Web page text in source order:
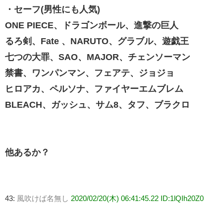
・セーフ(男性にも人気)
ONE PIECE、ドラゴンボール、進撃の巨人
るろ剣、Fate 、NARUTO、グラブル、遊戯王
七つの大罪、SAO、MAJOR、チェンソーマン
禁書、ワンパンマン、フェアテ、ジョジョ
ヒロアカ、ペルソナ、ファイヤーエムブレム
BLEACH、ガッシュ、サム8、タフ、ブラクロ
他あるか？
43: 風吹けば名無し 2020/02/20(木) 06:41:45.22 ID:1lQIh20Z0